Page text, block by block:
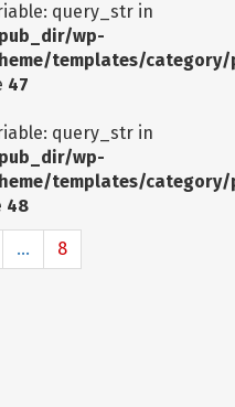
query_str in
wp-
templates/
47
query_str in
wp-
templates/
48
... 8